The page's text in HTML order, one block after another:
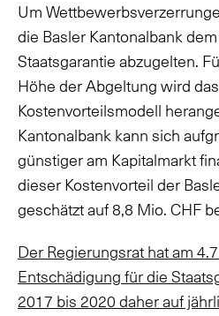
Um
die Basler Kantonalbank
Staatsgarantie abzugelten.
Höhe der Abgeltung wird
Kostenvorteilsmodell
Kantonalbank kann sich
günstiger am Kapitalmarkt
dieser Kostenvorteil der
geschätzt auf 8,8 Mio. CHF
Der Regierungsrat hat am
Entschädigung für die
2017 bis 2020 daher auf